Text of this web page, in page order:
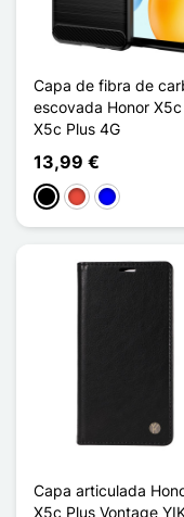
Capa de fibra de
escovada Honor
X5c Plus 4G
13,99 €
PretoVermelho
Azul
Capa articulada
X5c Plus Vontage